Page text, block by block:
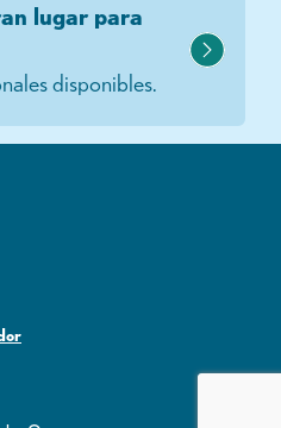
lugar para
disponibles.